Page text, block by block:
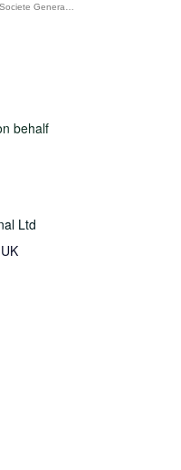
Societe Genera…
behalf
Ltd